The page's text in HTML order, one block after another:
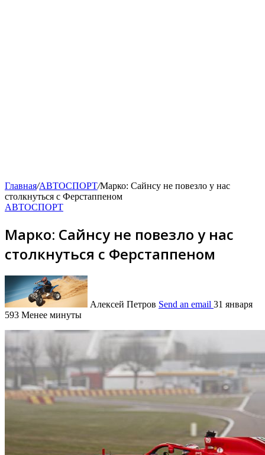
Главная/АВТОСПОРТ/Марко: Сайнсу не повезло у нас
столкнуться с Ферстаппеном
АВТОСПОРТ
Марко: Сайнсу не повезло у нас
столкнуться с Ферстаппеном
Алексей Петров Send an email 31 января
593 Менее минуты